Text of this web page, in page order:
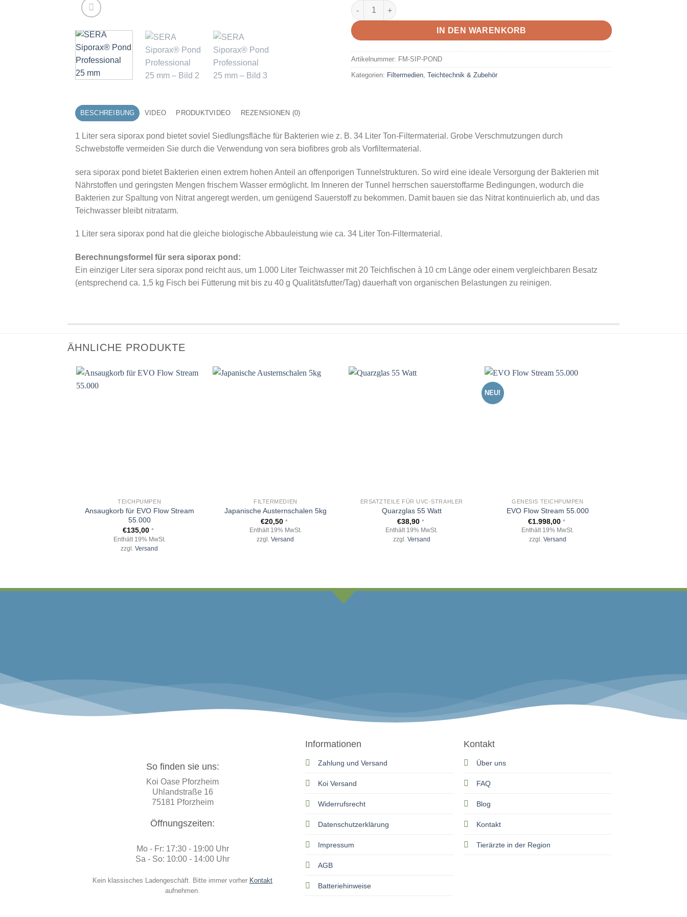
SERA Siporax® Pond Professional 25 mm Menge
IN DEN WARENKORB
Artikelnummer: FM-SIP-POND
Kategorien: Filtermedien, Teichtechnik & Zubehör
BESCHREIBUNG VIDEO PRODUKTVIDEO REZENSIONEN (0)
1 Liter sera siporax pond bietet soviel Siedlungsfläche für Bakterien wie z. B. 34 Liter Ton-Filtermaterial. Grobe Verschmutzungen durch
Schwebstoffe vermeiden Sie durch die Verwendung von sera biofibres grob als Vorfiltermaterial.
sera siporax pond bietet Bakterien einen extrem hohen Anteil an offenporigen Tunnelstrukturen. So wird eine ideale Versorgung der Bakterien mit
Nährstoffen und geringsten Mengen frischem Wasser ermöglicht. Im Inneren der Tunnel herrschen sauerstoffarme Bedingungen, wodurch die
Bakterien zur Spaltung von Nitrat angeregt werden, um genügend Sauerstoff zu bekommen. Damit bauen sie das Nitrat kontinuierlich ab, und das
Teichwasser bleibt nitratarm.
1 Liter sera siporax pond hat die gleiche biologische Abbauleistung wie ca. 34 Liter Ton-Filtermaterial.
Berechnungsformel für sera siporax pond:
Ein einziger Liter sera siporax pond reicht aus, um 1.000 Liter Teichwasser mit 20 Teichfischen à 10 cm Länge oder einem vergleichbaren Besatz
(entsprechend ca. 1,5 kg Fisch bei Fütterung mit bis zu 40 g Qualitätsfutter/Tag) dauerhaft von organischen Belastungen zu reinigen.
ÄHNLICHE PRODUKTE
TEICHPUMPEN
Ansaugkorb für EVO Flow Stream
55.000
€135,00 *
Enthält 19% MwSt.
zzgl.Versand
FILTERMEDIEN
Japanische Austernschalen 5kg
€20,50 *
Enthält 19% MwSt.
zzgl.Versand
ERSATZTEILE FÜR UVC-STRAHLER
Quarzglas 55 Watt
€38,90 *
Enthält 19% MwSt.
zzgl. Versand
NEU!
GENESIS TEICHPUMPEN
EVO Flow Stream 55.000
€1.998,00 *
Enthält 19% MwSt.
zzgl. Versand
So finden sie uns:
Koi Oase Pforzheim
Uhlandstraße 16
75181 Pforzheim
Öffnungszeiten:
Mo - Fr: 17:30 - 19:00 Uhr
Sa - So: 10:00 - 14:00 Uhr
Kein klassisches Ladengeschäft. Bitte immer vorher Kontakt
aufnehmen.
Informationen
Zahlung und Versand
Koi Versand
Widerrufsrecht
Datenschutzerklärung
Impressum
AGB
Batteriehinweise
Kontakt
Über uns
FAQ
Blog
Kontakt
Tierärzte in der Region